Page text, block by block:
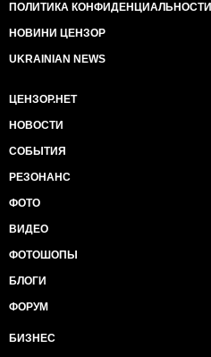
ПОЛИТИКА КОНФИДЕНЦИАЛЬНОСТИ
НОВИНИ ЦЕНЗОР
UKRAINIAN NEWS
ЦЕНЗОР.НЕТ
НОВОСТИ
СОБЫТИЯ
РЕЗОНАНС
ФОТО
ВИДЕО
ФОТОШОПЫ
БЛОГИ
ФОРУМ
БИЗНЕС